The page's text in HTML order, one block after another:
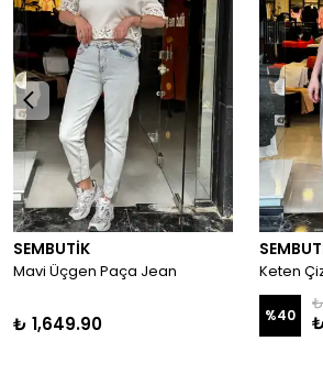
SEMBUTİK
Mavi Üçgen Paça Jean
₺ 1,649.90
Keten
%40